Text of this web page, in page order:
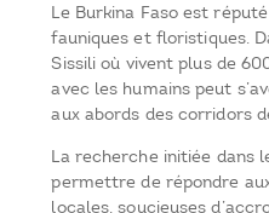
Le Burkina Faso est
fauniques et floristiques.
Sissili où vivent plus de
avec les humains peut
aux abords des corridors
La recherche initiée dans
permettre de répondre
locales, soucieuses